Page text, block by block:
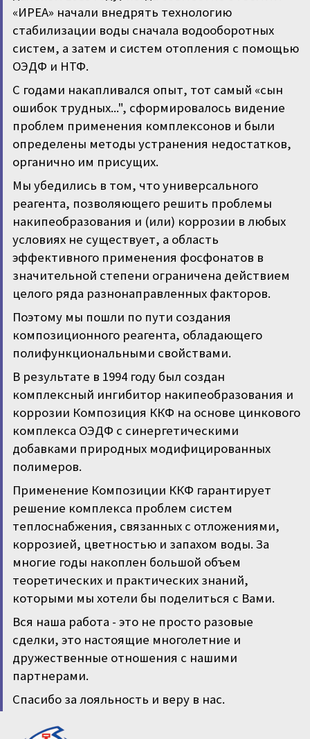
«ИРЕА» начали внедрять технологию
стабилизации воды сначала водооборотных
систем, а затем и систем отопления с помощью
ОЭДФ и НТФ.
С годами накапливался опыт, тот самый «сын
ошибок трудных...", сформировалось видение
проблем применения комплексонов и были
определены методы устранения недостатков,
органично им присущих.
Мы убедились в том, что универсального
реагента, позволяющего решить проблемы
накипеобразования и (или) коррозии в любых
условиях не существует, а область
эффективного применения фосфонатов в
значительной степени ограничена действием
целого ряда разнонаправленных факторов.
Поэтому мы пошли по пути создания
композиционного реагента, обладающего
полифункциональными свойствами.
В результате в 1994 году был создан
комплексный ингибитор накипеобразования и
коррозии Композиция ККФ на основе цинкового
комплекса ОЭДФ с синергетическими
добавками природных модифицированных
полимеров.
Применение Композиции ККФ гарантирует
решение комплекса проблем систем
теплоснабжения, связанных с отложениями,
коррозией, цветностью и запахом воды. За
многие годы накоплен большой объем
теоретических и практических знаний,
которыми мы хотели бы поделиться с Вами.
Вся наша работа - это не просто разовые
сделки, это настоящие многолетние и
дружественные отношения с нашими
партнерами.
Спасибо за лояльность и веру в нас.